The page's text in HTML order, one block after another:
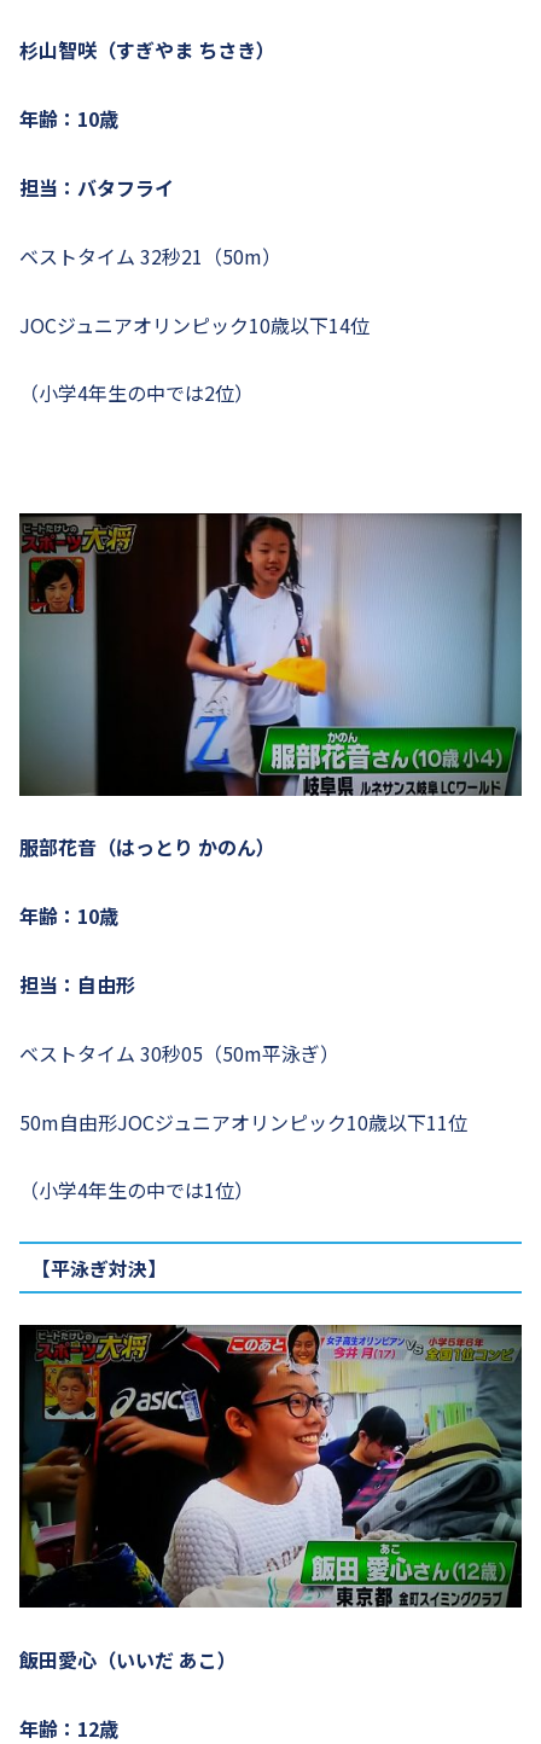
杉山智咲（すぎやま ちさき）
年齢：10歳
担当：バタフライ
ベストタイム 32秒21（50m）
JOCジュニアオリンピック10歳以下14位
（小学4年生の中では2位）
服部花音（はっとり かのん）
年齢：10歳
担当：自由形
ベストタイム 30秒05（50m平泳ぎ）
50m自由形JOCジュニアオリンピック10歳以下11位
（小学4年生の中では1位）
【平泳ぎ対決】
飯田愛心（いいだ あこ）
年齢：12歳